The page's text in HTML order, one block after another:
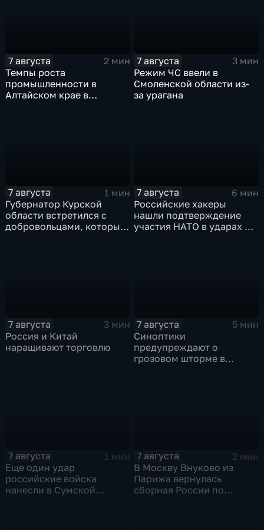
7 августа
2 мин
Темпы роста
промышленности в
Алтайском крае в
7 августа
3 мин
Режим ЧС ввели в
Смоленской области из-
за урагана
7 августа
1 мин
Губернатор Курской
области встретился с
добровольцами, которые
7 августа
6 мин
Российские хакеры
нашли подтверждение
участия НАТО в ударах по
7 августа
3 мин
Россия и Китай
наращивают торговлю
7 августа
5 мин
Синоптики
предупреждают о
грозовом шторме в
7 августа
1 мин
Еще один удар
российские войска
нанесли в Сумской
7 августа
2 мин
В Москву Внуково из
Парижа вернулась
сборная России по